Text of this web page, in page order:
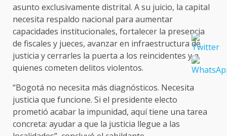
asunto exclusivamente distrital. A su juicio, la capital
necesita respaldo nacional para aumentar
capacidades institucionales, fortalecer la presencia
de fiscales y jueces, avanzar en infraestructura de
justicia y cerrarles la puerta a los reincidentes y a
quienes cometen delitos violentos.
“Bogotá no necesita más diagnósticos. Necesita
justicia que funcione. Si el presidente electo
prometió acabar la impunidad, aquí tiene una tarea
concreta: ayudar a que la justicia llegue a las